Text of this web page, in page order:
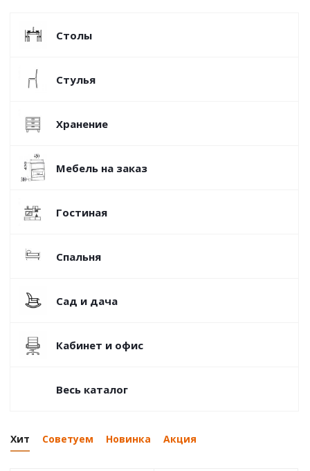
Столы
Стулья
Хранение
Мебель на заказ
Гостиная
Спальня
Сад и дача
Кабинет и офис
Весь каталог
Хит Советуем Новинка Акция